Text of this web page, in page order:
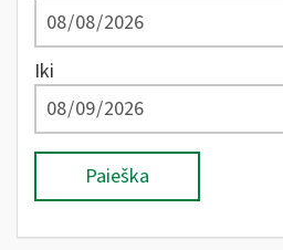
Iki
Paieška